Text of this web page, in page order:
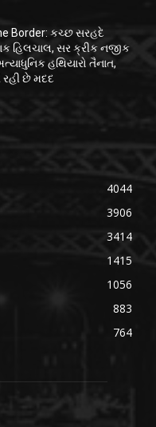
Border: કચ્છ સરહદે
હિલચાલ, સર ક્રીક નજીક
હથિયારો તૈનાત,
રહી છે મદદ
4044
3906
3414
1415
1056
883
764